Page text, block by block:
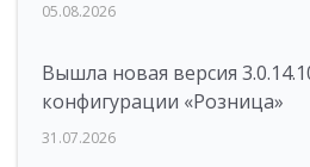
05.08.2026
Вышла новая версия
конфигурации «Розница»
31.07.2026